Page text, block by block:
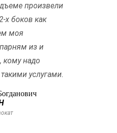
произвели
х боков как
моя
из и
кому надо
услугами.